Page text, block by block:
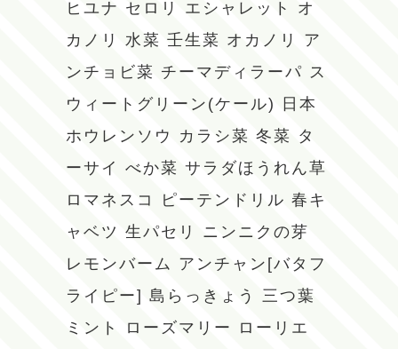
ヒユナ セロリ エシャレット
オ
カノリ
水菜 壬生菜 オカノリ
ア
ンチョビ菜 チーマディラーパ ス
ウィートグリーン(ケール)
日本
ホウレンソウ
カラシ菜 冬菜 タ
ーサイ べか菜 サラダほうれん草
ロマネスコ
ピーテンドリル 春キ
ャベツ 生パセリ
ニンニクの芽
レモンバーム アンチャン[バタフ
ライピー] 島らっきょう
三つ葉
ミント
ローズマリー
ローリエ